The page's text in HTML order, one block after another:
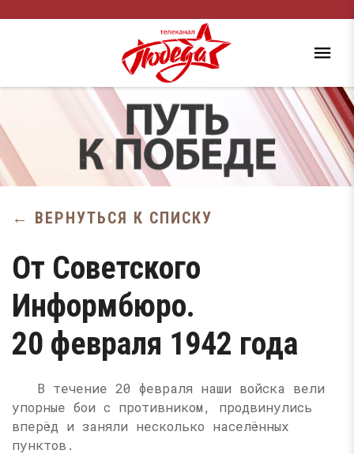
← ВЕРНУТЬСЯ К СПИСКУ
От Советского
Информбюро.
20 февраля 1942 года
В течение 20 февраля наши войска вели
упорные бои с противником, продвинулись
вперёд и заняли несколько населённых
пунктов.